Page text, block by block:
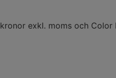
exkl. moms och